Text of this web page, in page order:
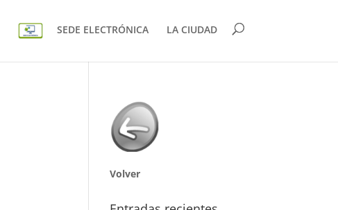
SEDE ELECTRÓNICA LA CIUDAD
Volver